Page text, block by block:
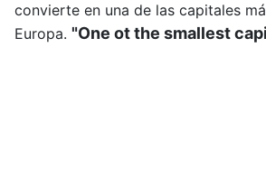
convierte en una de las capitales
Europa. "One ot the smallest